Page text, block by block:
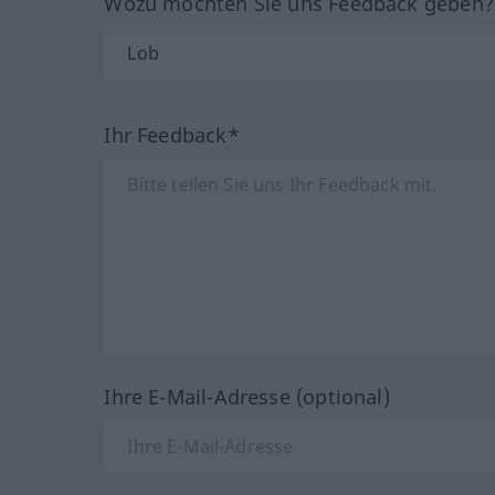
Ihr Feedback*
Ihre E-Mail-Adresse (optional)